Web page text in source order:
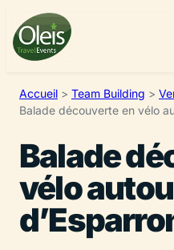
Accueil > Team Building >
Balade découverte en vélo
Balade
vélo